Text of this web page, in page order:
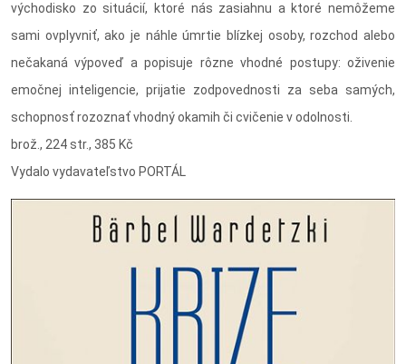
východisko zo situácií, ktoré nás zasiahnu a ktoré nemôžeme
sami ovplyvniť, ako je náhle úmrtie blízkej osoby, rozchod alebo
nečakaná výpoveď a popisuje rôzne vhodné postupy: oživenie
emočnej inteligencie, prijatie zodpovednosti za seba samých,
schopnosť rozoznať vhodný okamih či cvičenie v odolnosti.
brož., 224 str., 385 Kč
Vydalo vydavateľstvo PORTÁL